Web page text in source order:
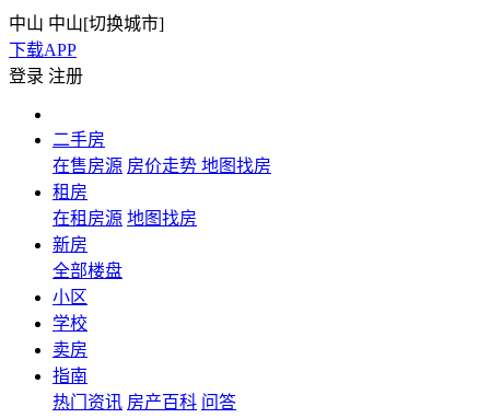
中山 中山[切换城市]
下载APP
登录 注册
二手房
在售房源 房价走势 地图找房
租房
在租房源 地图找房
新房
全部楼盘
小区
学校
卖房
指南
热门资讯 房产百科 问答